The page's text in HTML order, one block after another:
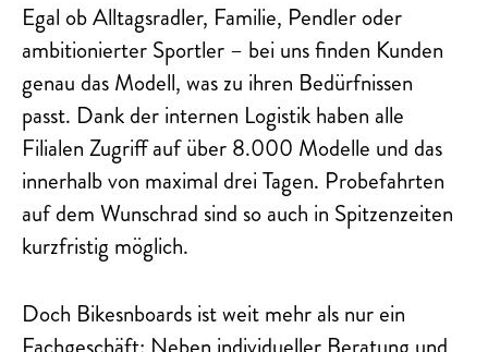
Egal ob Alltagsradler, Familie, Pendler oder
ambitionierter Sportler – bei uns finden Kunden
genau das Modell, was zu ihren Bedürfnissen
passt. Dank der internen Logistik haben alle
Filialen Zugriff auf über 8.000 Modelle und das
innerhalb von maximal drei Tagen. Probefahrten
auf dem Wunschrad sind so auch in Spitzenzeiten
kurzfristig möglich.
Doch Bikesnboards ist weit mehr als nur ein